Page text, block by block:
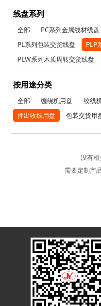
线盘系列
全部 PC系列金属线材线盘
PL系列包装交货线盘
PLP
PLW系列木质周转交货线盘
按用途分类
全部 缠绕机用盘 绞线
押出收线用盘
包装交货用
没有相
需要定制产